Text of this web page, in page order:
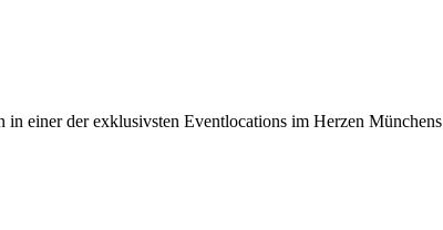
einer der exklusivsten Eventlocations im Herzen Münchens